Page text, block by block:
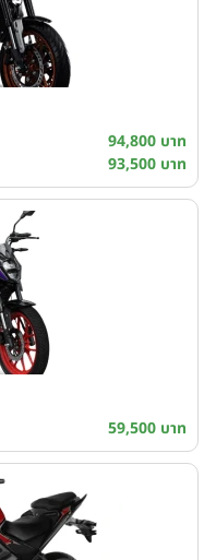
94,800 บาท
93,500 บาท
59,500 บาท